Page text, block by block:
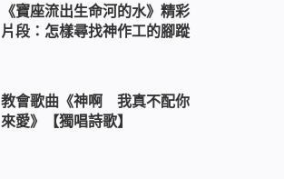
《寶座流出生命河的水》精彩
片段：怎樣尋找神作工的腳蹤
教會歌曲《神啊 我真不配你
來愛》【獨唱詩歌】